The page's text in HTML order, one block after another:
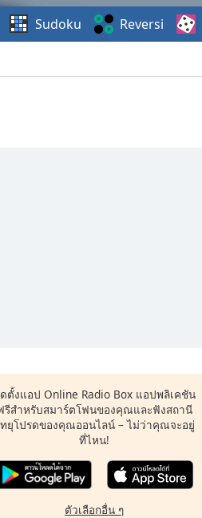
Sudoku Reversi
ตั้งแอป Online Radio Box แอปพลิเคชัน
รีสำหรับสมาร์ตโฟนของคุณและฟังสถานี
ยุโปรดของคุณออนไลน์ – ไม่ว่าคุณจะอยู่
ที่ไหน!
ตัวเลือกอื่น ๆ